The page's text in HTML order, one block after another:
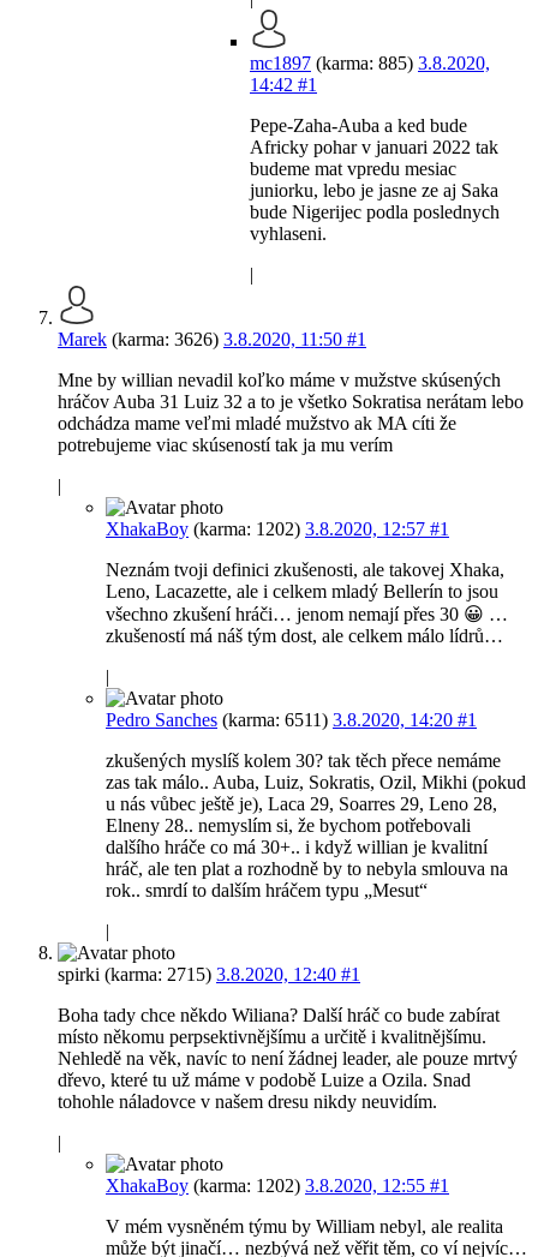
mc1897 (karma: 885) 3.8.2020,
14:42 #1
Pepe-Zaha-Auba a ked bude
Africky pohar v januari 2022 tak
budeme mat vpredu mesiac
juniorku, lebo je jasne ze aj Saka
bude Nigerijec podla poslednych
vyhlaseni.
|
Marek (karma: 3626) 3.8.2020, 11:50 #1
Mne by willian nevadil koľko máme v mužstve skúsených
hráčov Auba 31 Luiz 32 a to je všetko Sokratisa nerátam lebo
odchádza mame veľmi mladé mužstvo ak MA cíti že
potrebujeme viac skúseností tak ja mu verím
|
XhakaBoy (karma: 1202) 3.8.2020, 12:57 #1
Neznám tvoji definici zkušenosti, ale takovej Xhaka,
Leno, Lacazette, ale i celkem mladý Bellerín to jsou
všechno zkušení hráči… jenom nemají přes 30 😀 …
zkušeností má náš tým dost, ale celkem málo lídrů…
|
Pedro Sanches (karma: 6511) 3.8.2020, 14:20 #1
zkušených myslíš kolem 30? tak těch přece nemáme
zas tak málo.. Auba, Luiz, Sokratis, Ozil, Mikhi (pokud
u nás vůbec ještě je), Laca 29, Soarres 29, Leno 28,
Elneny 28.. nemyslím si, že bychom potřebovali
dalšího hráče co má 30+.. i když willian je kvalitní
hráč, ale ten plat a rozhodně by to nebyla smlouva na
rok.. smrdí to dalším hráčem typu „Mesut“
|
spirki (karma: 2715) 3.8.2020, 12:40 #1
Boha tady chce někdo Wiliana? Další hráč co bude zabírat
místo někomu perpsektivnějšímu a určitě i kvalitnějšímu.
Nehledě na věk, navíc to není žádnej leader, ale pouze mrtvý
dřevo, které tu už máme v podobě Luize a Ozila. Snad
tohohle náladovce v našem dresu nikdy neuvidím.
|
XhakaBoy (karma: 1202) 3.8.2020, 12:55 #1
V mém vysněném týmu by William nebyl, ale realita
může být jinačí… nezbývá než věřit těm, co ví nejvíc…